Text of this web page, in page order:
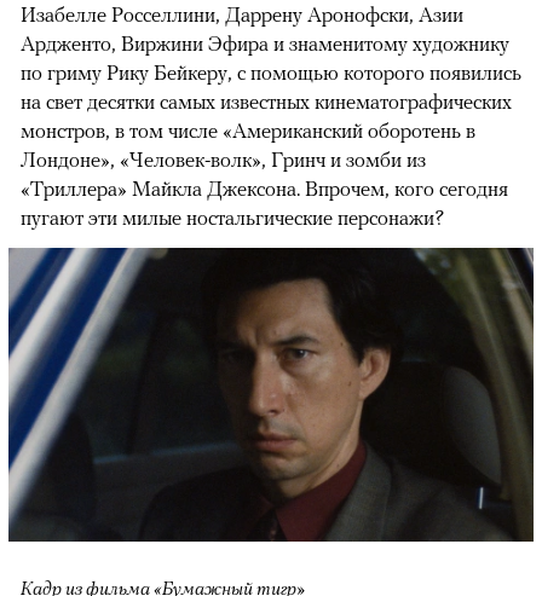
Изабелле Росселлини, Даррену Аронофски, Азии
Ардженто, Виржини Эфира и знаменитому художнику
по гриму Рику Бейкеру, с помощью которого появились
на свет десятки самых известных кинематографических
монстров, в том числе «Американский оборотень в
Лондоне», «Человек-волк», Гринч и зомби из
«Триллера» Майкла Джексона. Впрочем, кого сегодня
пугают эти милые ностальгические персонажи?
Кадр из фильма «Бумажный тигр»